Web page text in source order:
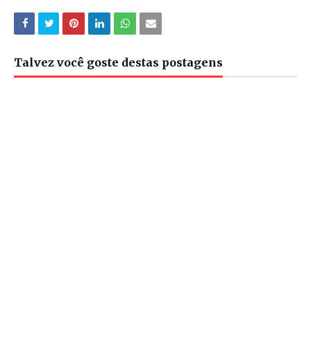
Talvez você goste destas postagens